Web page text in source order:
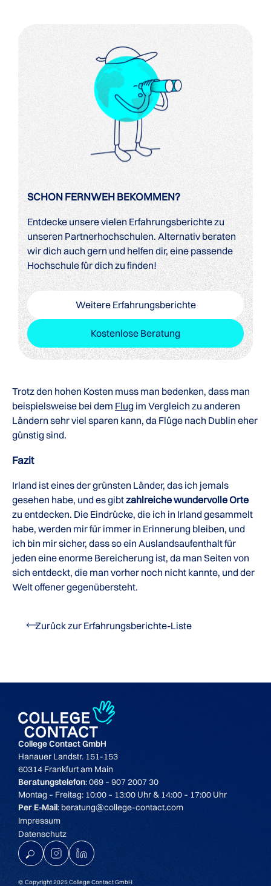
SCHON FERNWEH BEKOMMEN?
Entdecke unsere vielen Erfahrungsberichte zu
unseren Partnerhochschulen. Alternativ beraten
wir dich auch gern und helfen dir, eine passende
Hochschule für dich zu finden!
Weitere Erfahrungsberichte
Kostenlose Beratung
Trotz den hohen Kosten muss man bedenken, dass man
beispielsweise bei dem Flug im Vergleich zu anderen
Ländern sehr viel sparen kann, da Flüge nach Dublin eher
günstig sind.
Fazit
Irland ist eines der grünsten Länder, das ich jemals
gesehen habe, und es gibtzahlreiche wundervolle Orte
zu entdecken. Die Eindrücke, die ich in Irland gesammelt
habe, werden mir für immer in Erinnerung bleiben, und
ich bin mir sicher, dass so ein Auslandsaufenthalt für
jeden eine enorme Bereicherung ist, da man Seiten von
sich entdeckt, die man vorher noch nicht kannte, und der
Welt offener gegenübersteht.
Zurück zur Erfahrungsberichte-Liste
College Contact GmbH
Hanauer Landstr. 151-153
60314 Frankfurt am Main
Beratungstelefon: 069 – 907 2007 30
Montag – Freitag: 10:00 – 13:00 Uhr & 14:00 – 17:00 Uhr
Per E-Mail: beratung@college-contact.com
Impressum
Datenschutz
© Copyright 2025 College Contact GmbH